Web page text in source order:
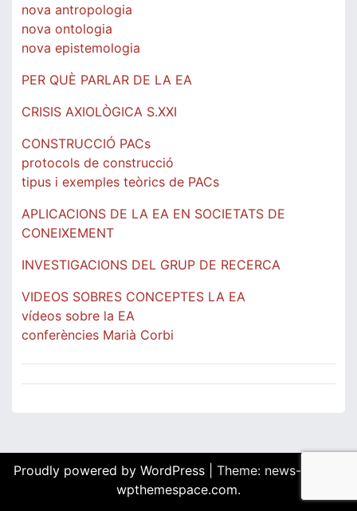
nova antropologia
nova ontologia
nova epistemologia
PER QUÈ PARLAR DE LA EA
CRISIS AXIOLÒGICA S.XXI
CONSTRUCCIÓ PACs
protocols de construcció
tipus i exemples teòrics de PACs
APLICACIONS DE LA EA EN SOCIETATS DE
CONEIXEMENT
INVESTIGACIONS DEL GRUP DE RECERCA
VIDEOS SOBRES CONCEPTES LA EA
vídeos sobre la EA
conferències Marià Corbi
Proudly powered by WordPress
Theme: news-box by
wpthemespace.com.